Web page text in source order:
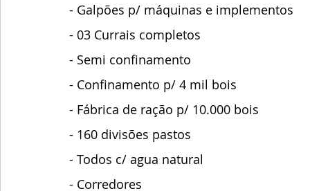
- Galpões p/ máquinas e implementos
- 03 Currais completos
- Semi confinamento
- Confinamento p/ 4 mil bois
- Fábrica de ração p/ 10.000 bois
- 160 divisões pastos
- Todos c/ agua natural
- Corredores